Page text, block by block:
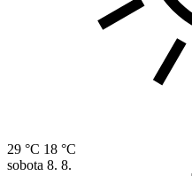
29 °C 18 °C
sobota 8. 8.